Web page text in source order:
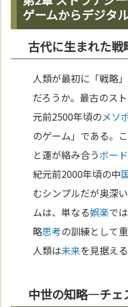
ゲームからデジタ
古代に生まれた戦
人類が最初に「戦略
だろうか。最古のス
元前2500年頃のメソ
のゲーム」である。
と運が絡み合うボー
紀元前2000年頃の中
むシンプルだが奥深
ムは、単なる娯楽で
略思考の訓練として
人類は未来を見据え
中世の知略—チェ